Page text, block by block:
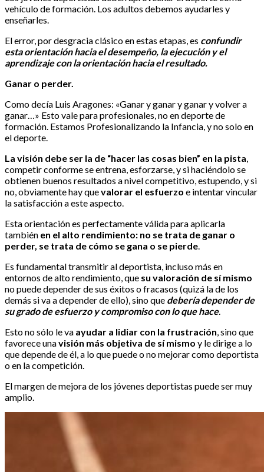
vehículo de formación. Los adultos debemos ayudarles y
enseñarles.
El error, por desgracia clásico en estas etapas, es confundir
esta orientación hacia el desempeño, la ejecución y el
aprendizaje con la orientación hacia el resultado.
Ganar o perder.
Como decía Luis Aragones: «Ganar y ganar y ganar y volver a
ganar…» Esto vale para profesionales, no en deporte de
formación. Estamos Profesionalizando la Infancia, y no solo en
el deporte.
La visión debe ser la de “hacer las cosas bien” en la pista,
competir conforme se entrena, esforzarse, y si haciéndolo se
obtienen buenos resultados a nivel competitivo, estupendo, y si
no, obviamente hay quevalorar el esfuerzo e intentar vincular
la satisfacción a este aspecto.
Esta orientación es perfectamente válida para aplicarla
también en el alto rendimiento: no se trata de ganar o
perder, se trata de cómo se gana o se pierde.
Es fundamental transmitir al deportista, incluso más en
entornos de alto rendimiento, que su valoración de sí mismo
no puede depender de sus éxitos o fracasos (quizá la de los
demás si va a depender de ello), sino que debería depender de
su grado de esfuerzo y compromiso con lo que hace.
Esto no sólo le va ayudar a lidiar con la frustración, sino que
favorece unavisión más objetiva de sí mismo y le dirige a lo
que depende de él, a lo que puede o no mejorar como deportista
o en la competición.
El margen de mejora de los jóvenes deportistas puede ser muy
amplio.